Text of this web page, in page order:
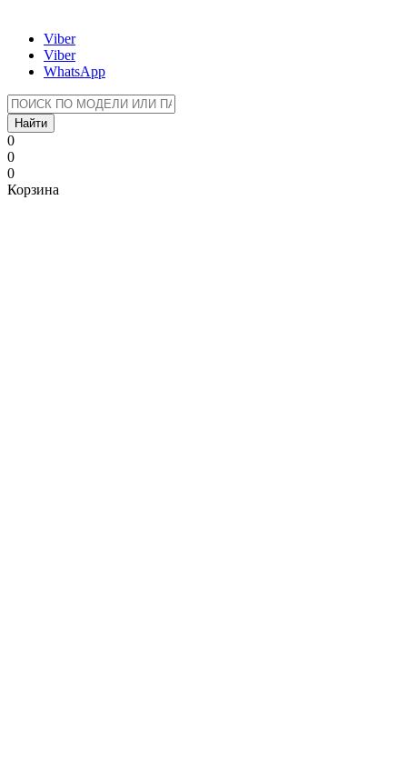
Viber
Viber
WhatsApp
Найти
0
0
0
Корзина